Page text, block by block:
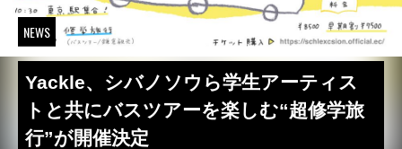
NEWS
Yackle、シバノソウら学生アーティス
トと共にバスツアーを楽しむ“超修学旅
行”が開催決定